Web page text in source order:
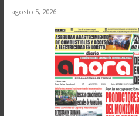
agosto 5, 2026